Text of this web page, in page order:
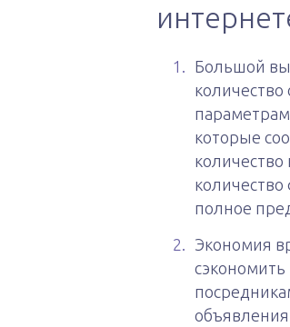
Большой
которые
полное
Экономия
объявления